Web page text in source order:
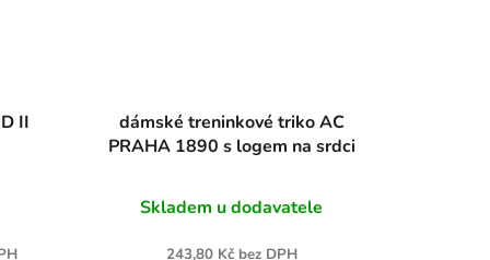
II
dámské treninkové triko AC
PRAHA 1890 s logem na srdci
Skladem u dodavatele
243,80 Kč bez DPH